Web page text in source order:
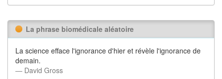
La phrase biomédicale aléatoire
La science efface l'ignorance d'hier et révèle l'ignorance de
demain.
― David Gross